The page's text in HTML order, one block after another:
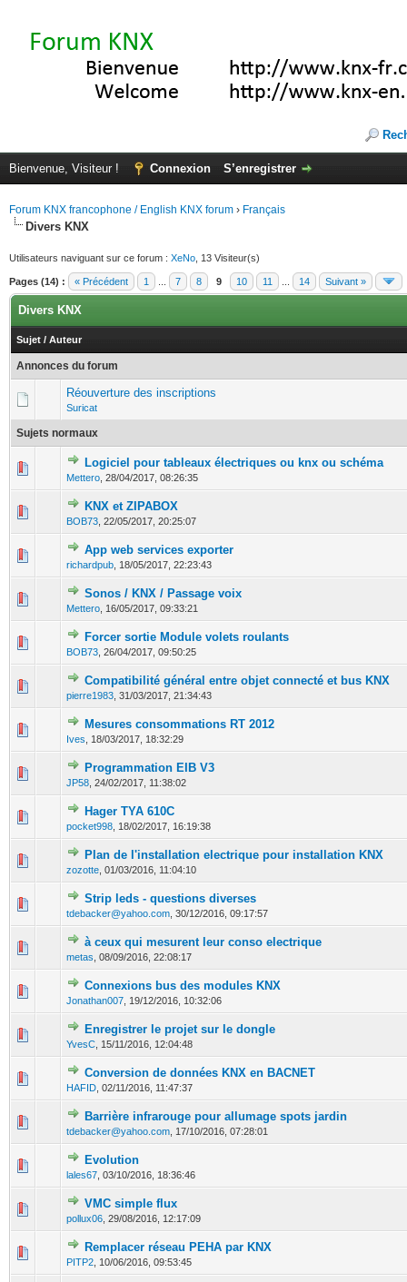
Bienvenue, Visiteur ! Connexion S’enregistrer
Forum KNX francophone / English KNX forum › Français
Divers KNX
Utilisateurs naviguant sur ce forum : XeNo , 13 Visiteur(s)
Pages (14) : « Précédent 1 7 8 9 10 11 14 Suivant »
Divers KNX
Sujet / Auteur
Annonces du forum
Réouverture des inscriptions
Suricat
Sujets normaux
Logiciel pour tableaux électriques ou knx ou schéma
Mettero 28/04/2017, 08:26:35
0 Votes - 0 sur 5 en moyenne
12345
KNX et ZIPABOX
BOB73 22/05/2017, 20:25:07
0 Votes - 0 sur 5 en moyenne
12
App web services exporter
richardpub 18/05/2017, 22:23:43
0 Votes - 0 sur 5 en moyenne
123 45
Sonos / KNX / Passage voix
Mettero 16/05/2017, 09:33:21
0 Votes - 0 sur 5 en moyenne
1 2345
Forcer sortie Module volets roulants
BOB73 26/04/2017, 09:50:25
0 Votes - 0 sur 5 en moyenne
12345
Compatibilité général entre objet connecté et bus KNX
pierre1983 31/03/2017, 21:34:43
0 Votes - 0 sur 5 en moyenne
12345
Mesures consommations RT 2012
Ives 18/03/2017, 18:32:29
0 Votes - 0 sur 5 en moyenne
12345
Programmation EIB V3
JP58 24/02/2017, 11:38:02
0 Votes - 0 sur 5 en moyenne
12345
Hager TYA 610C
pocket998 18/02/2017, 16:19:38
0 Votes - 0 sur 5 en moyenne
12
Plan de l'installation electrique pour installation KNX
zozotte 01/03/2016, 11:04:10
0 Votes - 0 sur 5 en moyenne
12345
Strip leds - questions diverses
tdebacker@yahoo.com 30/12/2016, 09:17:57
0 Votes - 0 sur 5 en moyenne
12345
à ceux qui mesurent leur conso electrique
metas 08/09/2016, 22:08:17
0 Votes - 0 sur 5 en moyenne
12345
Connexions bus des modules KNX
Jonathan007 19/12/2016, 10:32:06
0 Votes - 0 sur 5 en moyenne
12 345
Enregistrer le projet sur le dongle
YvesC 15/11/2016, 12:04:48
0 Votes - 0 sur 5 en moyenne
12345
Conversion de données KNX en BACNET
HAFID 02/11/2016, 11:47:37
0 Votes - 0 sur 5 en moyenne
12345
Barrière infrarouge pour allumage spots jardin
tdebacker@yahoo.com 17/10/2016, 07:28:01
0 Votes - 0 sur 5 en moyenne
1234 5
Evolution
lales67 03/10/2016, 18:36:46
0 Votes - 0 sur 5 en moyenne
VMC simple flux
pollux06 29/08/2016, 12:17:09
0 Votes - 0 sur 5 en moyenne
12
Remplacer réseau PEHA par KNX
PITP2 10/06/2016, 09:53:45
0 Votes - 0 sur 5 en moyenne
123 4 5